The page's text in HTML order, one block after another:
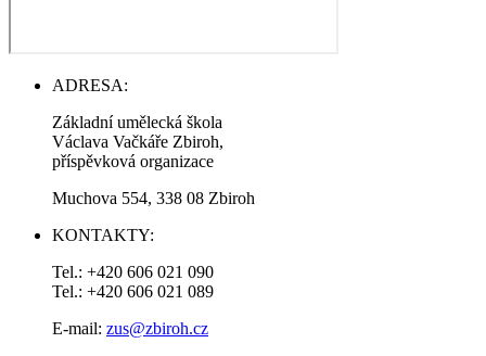
ADRESA:
Základní umělecká škola
Václava Vačkáře Zbiroh,
příspěvková organizace
Muchova 554, 338 08 Zbiroh
KONTAKTY:
Tel.: +420 606 021 090
Tel.: +420 606 021 089
E-mail: zus@zbiroh.cz